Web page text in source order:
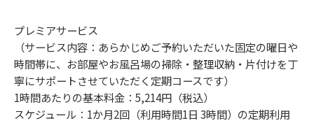
プレミアサービス
（サービス内容：あらかじめご予約いただいた固定の曜日や
時間帯に、お部屋やお風呂場の掃除・整理収納・片付けを丁
寧にサポートさせていただく定期コースです）
1時間あたりの基本料金：5,214円（税込）
スケジュール：1か月2回（利用時間1日 3時間）の定期利用